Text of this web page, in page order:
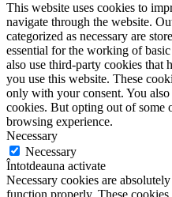
This website uses cookies to
navigate through the website.
categorized as necessary are
essential for the working of
also use third-party cookies that
you use this website. These
only with your consent. You
cookies. But opting out of some
browsing experience.
Necessary
Necessary
Întotdeauna activate
Necessary cookies are
function properly. These